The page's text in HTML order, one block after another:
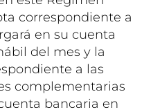
correspondiente a
en su cuenta
del mes y la
a las
complementarias
bancaria en